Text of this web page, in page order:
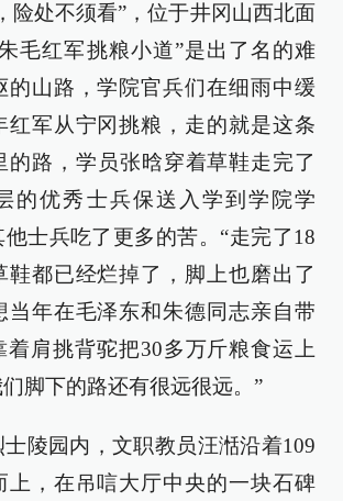
险处不须看”，位于井冈山西北面
毛红军挑粮小道”是出了名的难
的山路，学院官兵们在细雨中缓
红军从宁冈挑粮，走的就是这条
的路，学员张晗穿着草鞋走完了
的优秀士兵保送入学到学院学
士兵吃了更多的苦。“走完了18
鞋都已经烂掉了，脚上也磨出了
当年在毛泽东和朱德同志亲自带
着肩挑背驼把30多万斤粮食运上
脚下的路还有很远很远。”
陵园内，文职教员汪湉沿着109
上，在吊唁大厅中央的一块石碑